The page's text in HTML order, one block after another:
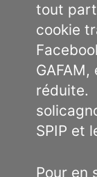
tout
cookie
réduite.
SPIP et
Pour en